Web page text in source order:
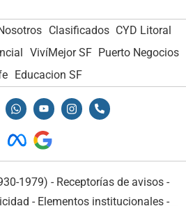
Clasificados CYD Litoral
VivíMejor SF Puerto Negocios
Educacion SF
1979) - Receptorías de avisos -
- Elementos institucionales-